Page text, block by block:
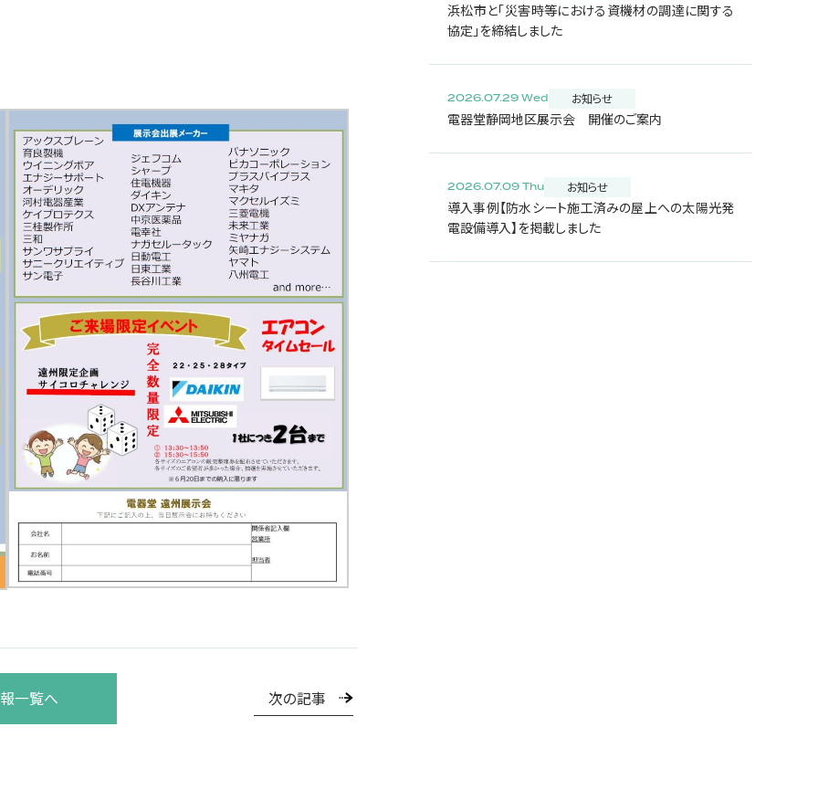
一覧へ 次の記事
浜松市と「災害時等における資機材の調達に関する
協定」を締結しました
2026.07.29 Wed お知らせ
電器堂静岡地区展示会 開催のご案内
2026.07.09 Thu お知らせ
導入事例【防水シート施工済みの屋上への太陽光発
電設備導入】を掲載しました